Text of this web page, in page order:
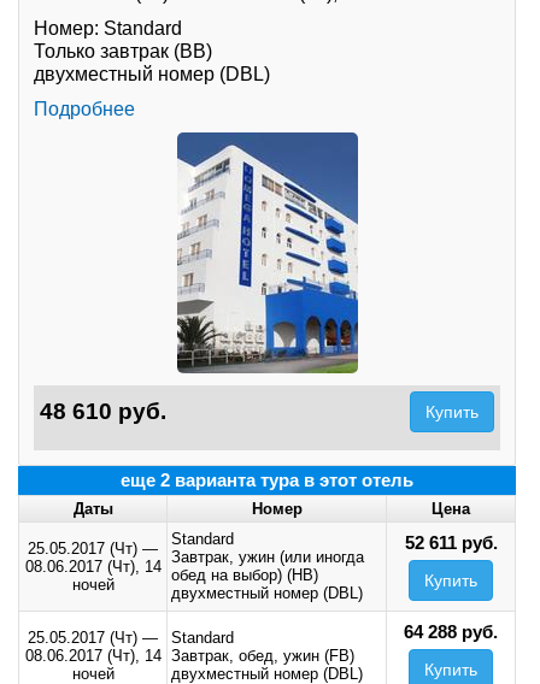
Номер: Standard
Только завтрак (BB)
двухместный номер (DBL)
Подробнее
48 610 руб. Купить
еще 2 варианта тура в этот отель
Даты Номер Цена
25.05.2017 (Чт) —
08.06.2017 (Чт), 14
ночей
Standard
Завтрак, ужин (или иногда
обед на выбор) (HB)
двухместный номер (DBL)
52 611 руб.
Купить
25.05.2017 (Чт) —
08.06.2017 (Чт), 14
ночей
Standard
Завтрак, обед, ужин (FB)
двухместный номер (DBL)
64 288 руб.
Купить